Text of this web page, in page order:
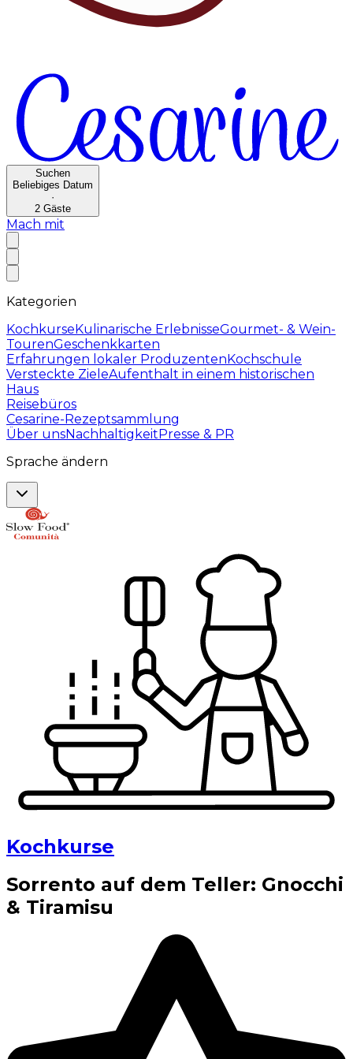
Suchen
Beliebiges Datum
·
2 Gäste
Mach mit
Kategorien
KochkurseKulinarische ErlebnisseGourmet- & Wein-
TourenGeschenkkarten
Erfahrungen lokaler ProduzentenKochschule
Versteckte ZieleAufenthalt in einem historischen
Haus
Reisebüros
Cesarine-Rezeptsammlung
Über unsNachhaltigkeitPresse & PR
Sprache ändern
Kochkurse
Sorrento auf dem Teller: Gnocchi
& Tiramisu